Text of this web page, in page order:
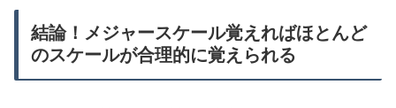
結論！メジャースケール覚えればほとんど
のスケールが合理的に覚えられる